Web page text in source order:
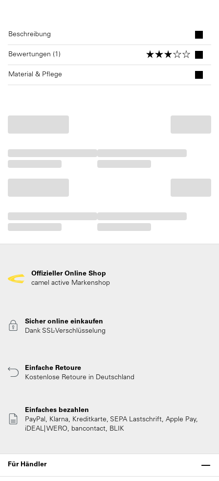
Beschreibung
Bewertungen (1)
Material & Pflege
Offizieller Online Shop
camel active Markenshop
Sicher online einkaufen
Dank SSL-Verschlüsselung
Einfache Retoure
Kostenlose Retoure in Deutschland
Einfaches bezahlen
PayPal, Klarna, Kreditkarte, SEPA Lastschrift, Apple Pay,
iDEAL| WERO, bancontact, BLIK
Für Händler